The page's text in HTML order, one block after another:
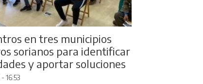
en tres municipios
sorianos para identificar
y aportar soluciones
16:53